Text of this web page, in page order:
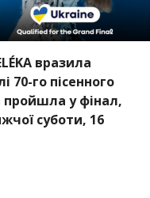
вразила
70-го пісенного
пройшла у фінал,
суботи, 16